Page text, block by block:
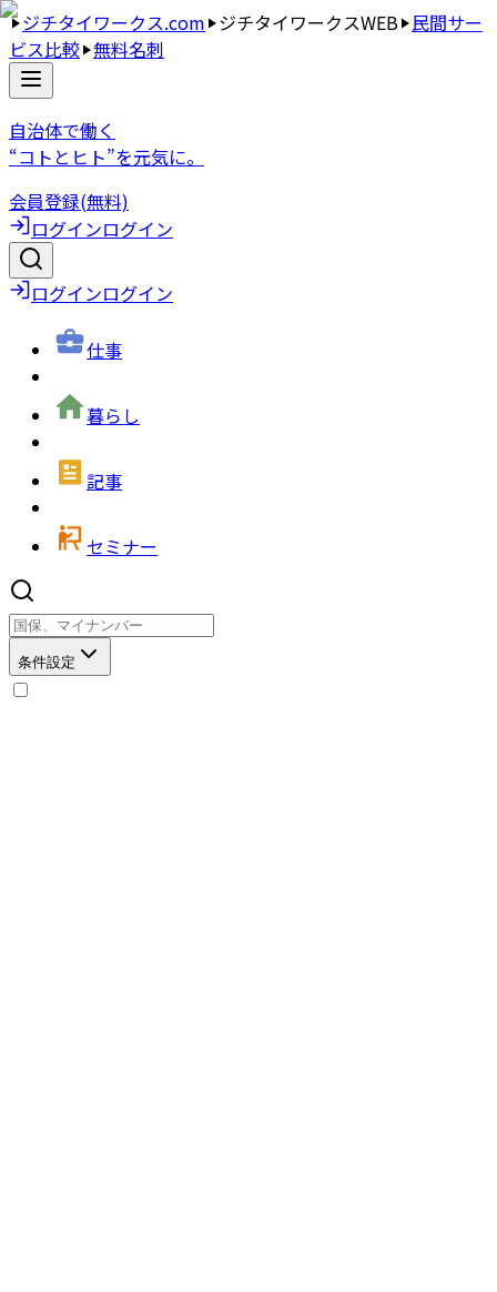
ジチタイワークス.com ジチタイワークスWEB 民間サー
ビス比較 無料名刺
自治体で働く
“コトとヒト”を元気に。
会員登録(無料)
ログインログイン
ログインログイン
仕事
暮らし
記事
セミナー
条件設定